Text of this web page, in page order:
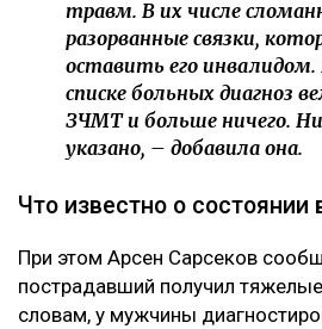
травм. В их числе
разорванные связки,
оставить его
списке больных диагноз
ЗЧМТ и больше ничего. Ни
указано, – добавила она.
Что известно о состоянии
При этом Арсен Сарсеков
пострадавший получил
словам, у мужчины